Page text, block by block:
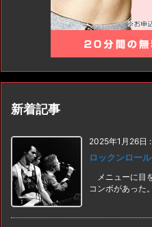
新着記事
2025年1月26日 :
ロックンロー
メニューに目
コンボがあった